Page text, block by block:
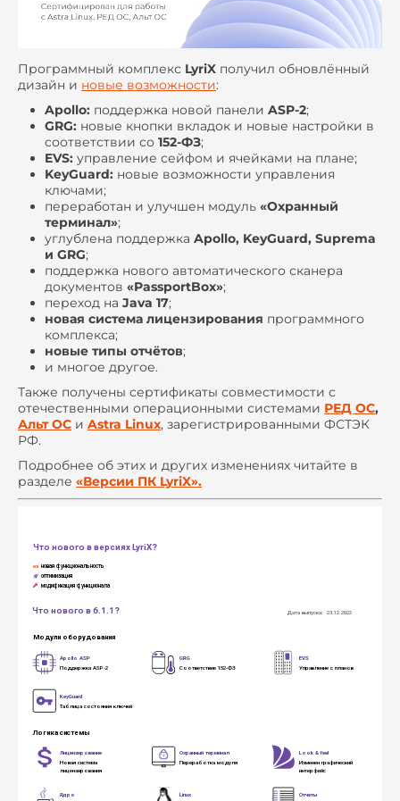
Программный комплекс LyriX получил обновлённый
дизайн и новые возможности:
Apollo: поддержка новой панели ASP-2;
GRG: новые кнопки вкладок и новые настройки в
соответствии со 152-ФЗ;
EVS: управление сейфом и ячейками на плане;
KeyGuard: новые возможности управления
ключами;
переработан и улучшен модуль «Охранный
терминал»;
углублена поддержка Apollo, KeyGuard, Suprema
и GRG;
поддержка нового автоматического сканера
документов «PassportBox»;
переход на Java 17;
новая система лицензирования программного
комплекса;
новые типы отчётов;
и многое другое.
Также получены сертификаты совместимости с
отечественными операционными системами РЕД ОС,
Альт ОС и Astra Linux, зарегистрированными ФСТЭК
РФ.
Подробнее об этих и других изменениях читайте в
разделе «Версии ПК LyriX».
Что нового в 6.1.1?
Модули оборудования
Логика системы
Поддержка ASP-2
Apollo ASP
Таблица состояния ключей
KeyGuard
Новая система
лицензирования
Лицензирование
Изменен графический
интерфейс
Look & feel
Ядро
Linux
Переработка модуля
Охранный терминал
Отчеты
Соответствие 152-ФЗ
GRG
Управление с планов
EVS
Что нового в версиях LyriX?
новая функциональность
оптимизация
модификация функционала
Дата выпуска:  23.12.2022